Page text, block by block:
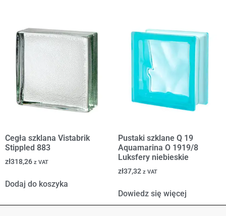
Cegła szklana Vistabrik
Stippled 883
zł318,26 z VAT
Dodaj do koszyka
Pustaki szklane Q 19
Aquamarina O 1919/8
Luksfery niebieskie
zł37,32 z VAT
Dowiedz się więcej